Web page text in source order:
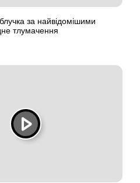
за найвідомішими
тлумачення